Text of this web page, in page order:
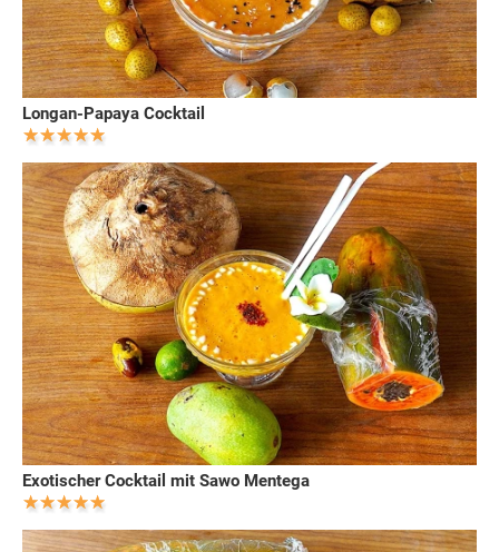
Longan-Papaya Cocktail
Exotischer Cocktail mit Sawo Mentega